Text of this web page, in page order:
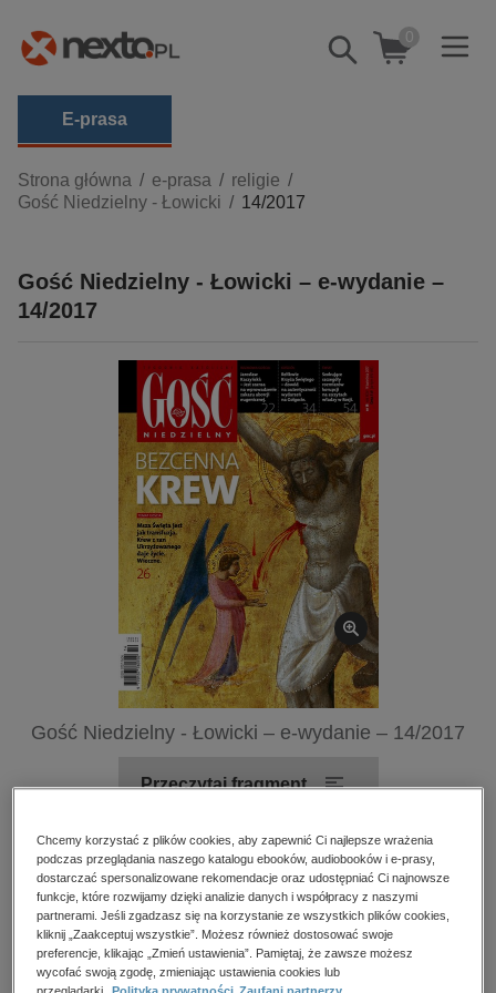
Pokaż/schowaj
wyszukiwarkę
0
E-prasa
Kategorie
Zobacz wszystkie E-prasa
biznesowe, branżowe, gospodarka
dzienniki
edukacja
hobby, sport, rozrywka
komputery, internet, technologie, informatyka
kobiece, lifestyle, kultura
polityka, społeczno-informacyjne
psychologiczne
popularno-naukowe
historia
zdrowie
Strona główna e-prasa
religie
Gość Niedzielny - Łowicki
14/2017
Gość Niedzielny - Łowicki – e-wydanie –
14/2017
Przeczytaj fragment
Gość Niedzielny - Łowicki – e-wydanie – 14/2017
Numery archiwalne
Numer:14/2017
Kupując otrzymujesz format: PDF Dostęp online PDF
Chcemy korzystać z plików cookies, aby zapewnić Ci najlepsze wrażenia
podczas przeglądania naszego katalogu ebooków, audiobooków i e-prasy,
dostarczać spersonalizowane rekomendacje oraz udostępniać Ci najnowsze
funkcje, które rozwijamy dzięki analizie danych i współpracy z naszymi
partnerami. Jeśli zgadzasz się na korzystanie ze wszystkich plików cookies,
kliknij „Zaakceptuj wszystkie”. Możesz również dostosować swoje
preferencje, klikając „Zmień ustawienia”. Pamiętaj, że zawsze możesz
wycofać swoją zgodę, zmieniając ustawienia cookies lub